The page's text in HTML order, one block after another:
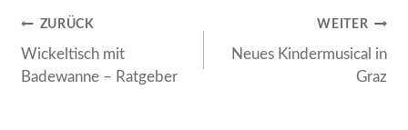
Beitragsnavigation
ZURÜCK
Wickeltisch mit
Badewanne – Ratgeber
WEITER
Neues Kindermusical in
Graz